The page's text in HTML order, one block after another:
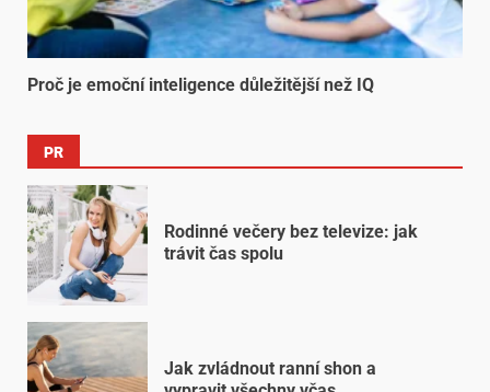
Proč je emoční inteligence důležitější než IQ
PR
Rodinné večery bez televize: jak
trávit čas spolu
Jak zvládnout ranní shon a